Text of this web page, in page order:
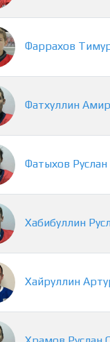
Фаррахов
Фатхуллин Амир
Фатыхов Руслан
Хабибуллин
Хайруллин